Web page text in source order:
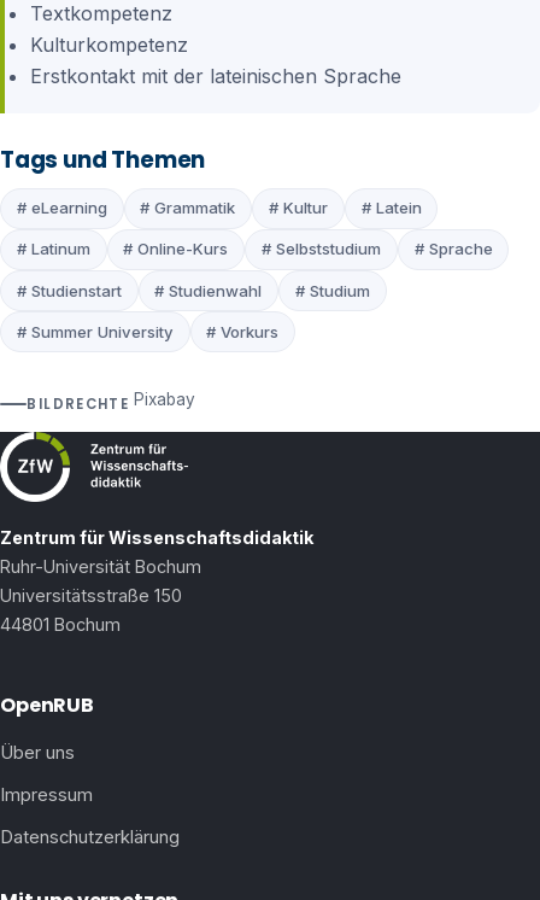
Textkompetenz
Kulturkompetenz
Erstkontakt mit der lateinischen Sprache
Tags und Themen
# eLearning # Grammatik # Kultur # Latein
# Latinum # Online-Kurs # Selbststudium # Sprache
# Studienstart # Studienwahl # Studium
# Summer University # Vorkurs
BILDRECHTE Pixabay
Zentrum für Wissenschaftsdidaktik
Ruhr-Universität Bochum
Universitätsstraße 150
44801 Bochum
OpenRUB
Über uns
Impressum
Datenschutzerklärung